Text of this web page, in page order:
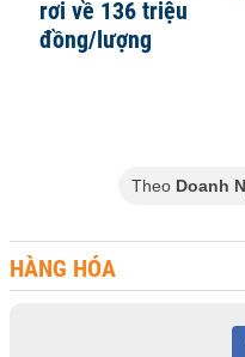
rơi về 136 triệu
đồng/lượng
Theo Doanh
HÀNG HÓA